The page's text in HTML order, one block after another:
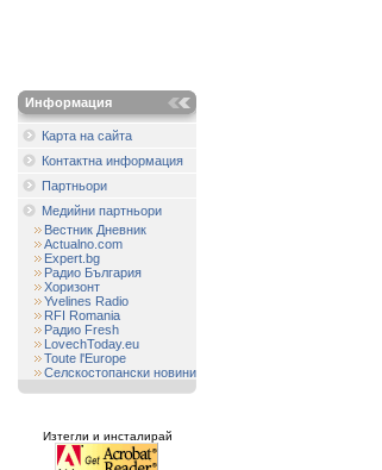
Информация
Карта на сайта
Контактна информация
Партньори
Медийни партньори
Вестник Дневник
Actualno.com
Expert.bg
Радио България
Хоризонт
Yvelines Radio
RFI Romania
Радио Fresh
LovechToday.eu
Toute l'Europe
Селскостопански новини
Изтегли и инсталирай